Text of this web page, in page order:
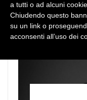
a tutti o ad alcuni
Chiudendo questo
su un link o
acconsenti all’uso dei